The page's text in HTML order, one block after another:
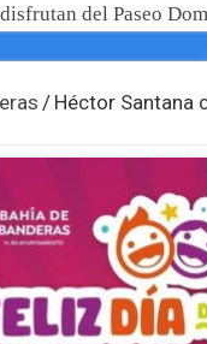
del Paseo
/ Héctor Santana